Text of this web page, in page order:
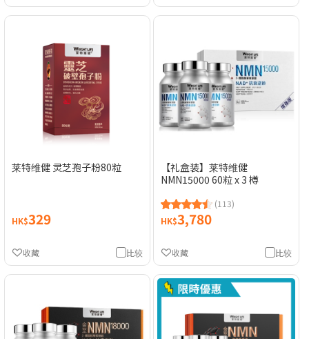
莱特维健 灵芝孢子粉80粒
HK$329
比较
收藏
【礼盒装】莱特维健
NMN15000 60粒 x 3 樽
(113)
HK$3,780
比较
收藏